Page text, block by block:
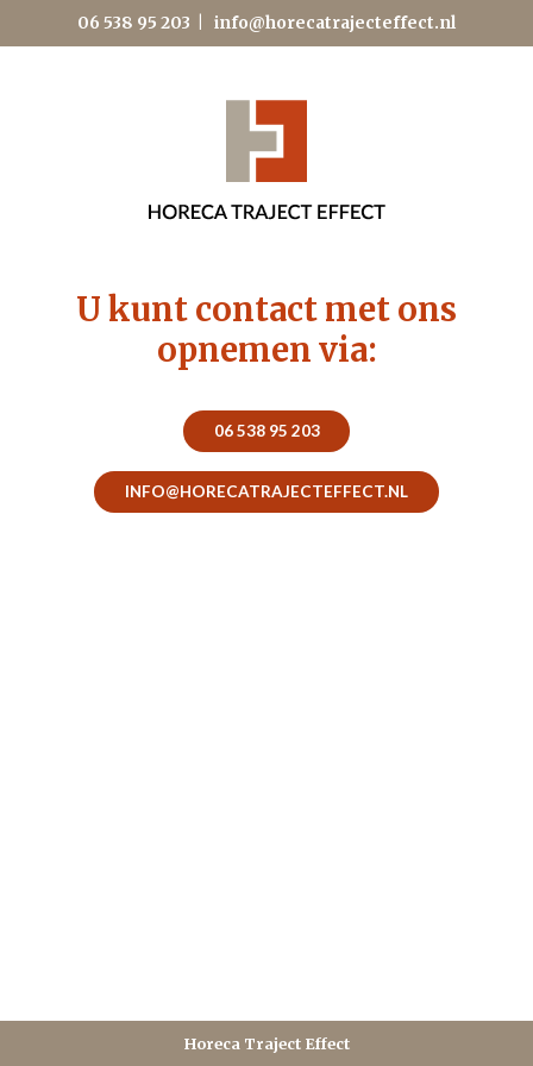
06 538 95 203 info@horecatrajecteffect.nl
U kunt contact met ons
opnemen via:
06 538 95 203
INFO@HORECATRAJECTEFFECT.NL
Horeca Traject Effect